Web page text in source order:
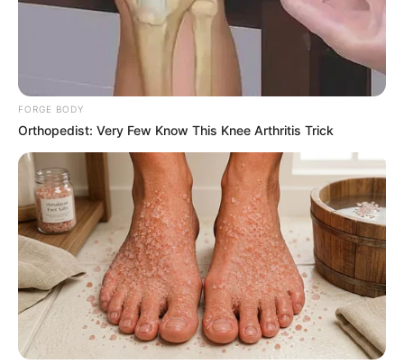
FORGE BODY
Orthopedist: Very Few Know This Knee Arthritis Trick